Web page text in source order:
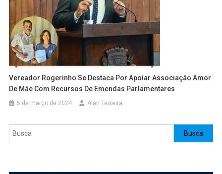
Vereador Rogerinho Se Destaca Por Apoiar Associação Amor
De Mãe Com Recursos De Emendas Parlamentares
5 de março de 2024 Alan Teixeira
Pesquisar Busca